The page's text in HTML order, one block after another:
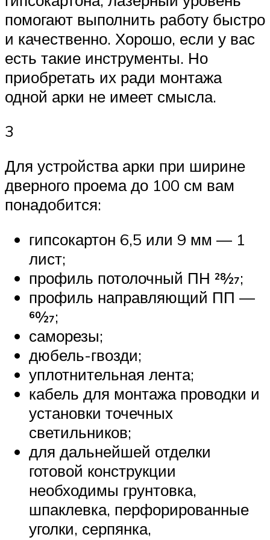
помогают выполнить работу быстро
и качественно. Хорошо, если у вас
есть такие инструменты. Но
приобретать их ради монтажа
одной арки не имеет смысла.
3
Для устройства арки при ширине
дверного проема до 100 см вам
понадобится:
гипсокартон 6,5 или 9 мм — 1
лист;
профиль потолочный ПН 28⁄27;
профиль направляющий ПП —
60⁄27;
саморезы;
дюбель-гвозди;
уплотнительная лента;
кабель для монтажа проводки и
установки точечных
светильников;
для дальнейшей отделки
готовой конструкции
необходимы грунтовка,
шпаклевка, перфорированные
уголки, серпянка,